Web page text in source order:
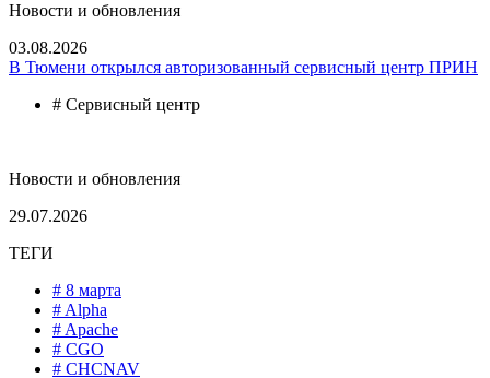
Новости и обновления
03.08.2026
В Тюмени открылся авторизованный сервисный центр ПРИН
# Сервисный центр
Новости и обновления
29.07.2026
ТЕГИ
# 8 марта
# Alpha
# Apache
# CGO
# CHCNAV